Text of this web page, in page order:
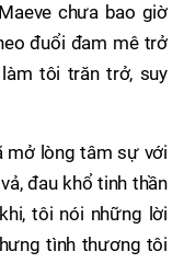
chưa bao giờ
đuổi đam mê trở
làm tôi trăn trở, suy
mở lòng tâm sự với
đau khổ tinh thần
tôi nói những lời
tình thương tôi